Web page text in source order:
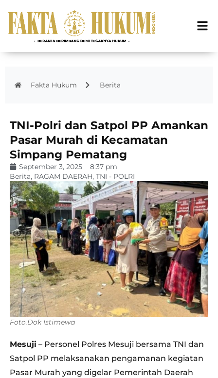
Fakta Hukum Berita
TNI-Polri dan Satpol PP Amankan
Pasar Murah di Kecamatan
Simpang Pematang
September 3, 2025
8:37 pm
Berita, RAGAM DAERAH, TNI - POLRI
Foto.Dok Istimewa
Mesuji – Personel Polres Mesuji bersama TNI dan
Satpol PP melaksanakan pengamanan kegiatan
Pasar Murah yang digelar Pemerintah Daerah